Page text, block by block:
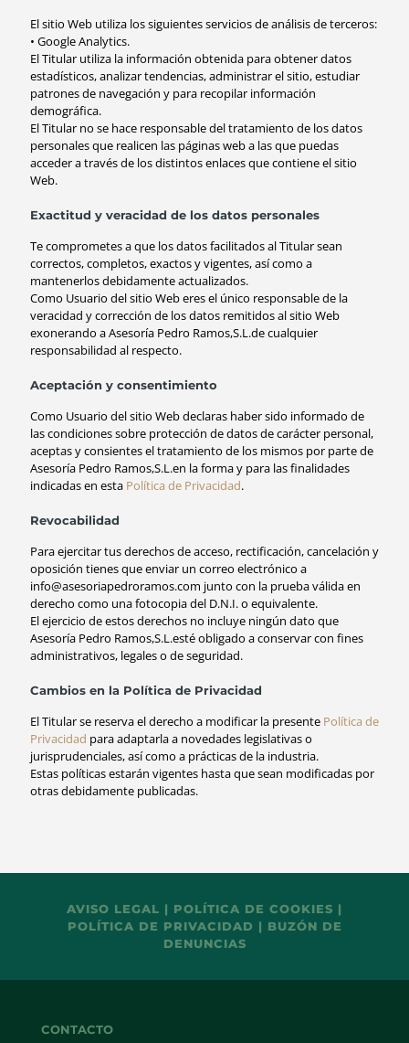
El sitio Web utiliza los siguientes servicios de análisis de terceros:
• Google Analytics.
El Titular utiliza la información obtenida para obtener datos
estadísticos, analizar tendencias, administrar el sitio, estudiar
patrones de navegación y para recopilar información
demográfica.
El Titular no se hace responsable del tratamiento de los datos
personales que realicen las páginas web a las que puedas
acceder a través de los distintos enlaces que contiene el sitio
Web.
Exactitud y veracidad de los datos personales
Te comprometes a que los datos facilitados al Titular sean
correctos, completos, exactos y vigentes, así como a
mantenerlos debidamente actualizados.
Como Usuario del sitio Web eres el único responsable de la
veracidad y corrección de los datos remitidos al sitio Web
exonerando a Asesoría Pedro Ramos,S.L.de cualquier
responsabilidad al respecto.
Aceptación y consentimiento
Como Usuario del sitio Web declaras haber sido informado de
las condiciones sobre protección de datos de carácter personal,
aceptas y consientes el tratamiento de los mismos por parte de
Asesoría Pedro Ramos,S.L.en la forma y para las finalidades
indicadas en esta Política de Privacidad.
Revocabilidad
Para ejercitar tus derechos de acceso, rectificación, cancelación y
oposición tienes que enviar un correo electrónico a
info@asesoriapedroramos.com junto con la prueba válida en
derecho como una fotocopia del D.N.I. o equivalente.
El ejercicio de estos derechos no incluye ningún dato que
Asesoría Pedro Ramos,S.L.esté obligado a conservar con fines
administrativos, legales o de seguridad.
Cambios en la Política de Privacidad
El Titular se reserva el derecho a modificar la presente Política de
Privacidad para adaptarla a novedades legislativas o
jurisprudenciales, así como a prácticas de la industria.
Estas políticas estarán vigentes hasta que sean modificadas por
otras debidamente publicadas.
AVISO LEGAL | POLÍTICA DE COOKIES |
POLÍTICA DE PRIVACIDAD | BUZÓN DE
DENUNCIAS
CONTACTO